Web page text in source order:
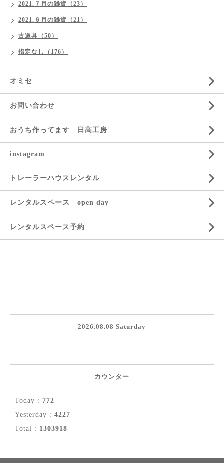
2021.７月の雑貨（23）
2021.６月の雑貨（21）
古道具（50）
指定なし（176）
オミセ
お問い合わせ
おうち作ってます 日高工房
instagram
トレーラーハウスレンタル
レンタルスペース open day
レンタルスペース予約
2026.08.08 Saturday
カウンター
Today : 772
Yesterday : 4227
Total : 1303918